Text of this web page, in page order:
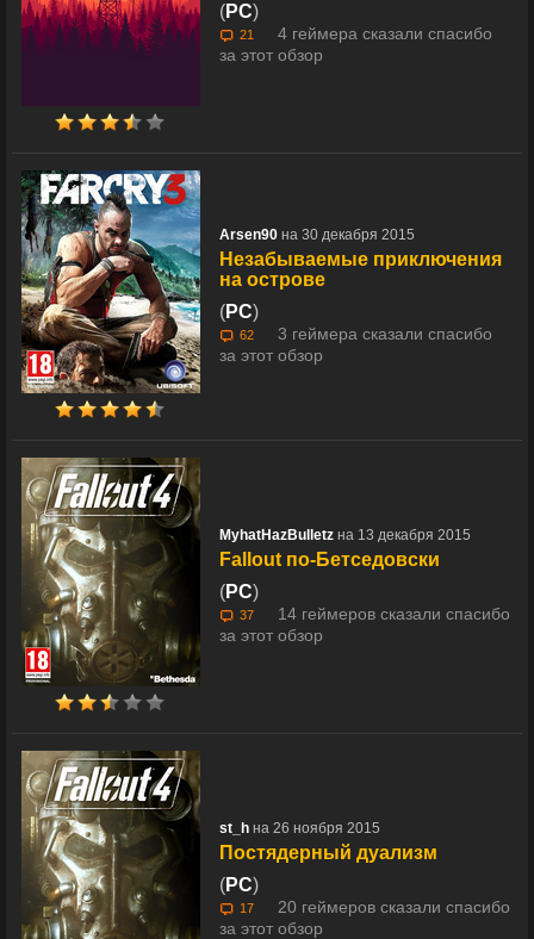
(PC)
21
4 геймера сказали спасибо
за этот обзор
Arsen90 на 30 декабря 2015
Незабываемые приключения
на острове
(PC)
62
3 геймера сказали спасибо
за этот обзор
MyhatHazBulletz на 13 декабря 2015
Fallout по-Бетседовски
(PC)
37
14 геймеров сказали спасибо
за этот обзор
st_h на 26 ноября 2015
Постядерный дуализм
(PC)
17
20 геймеров сказали спасибо
за этот обзор